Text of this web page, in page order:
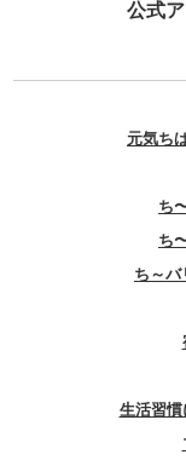
公式
元気ち
ち
ち
ち～
生活習